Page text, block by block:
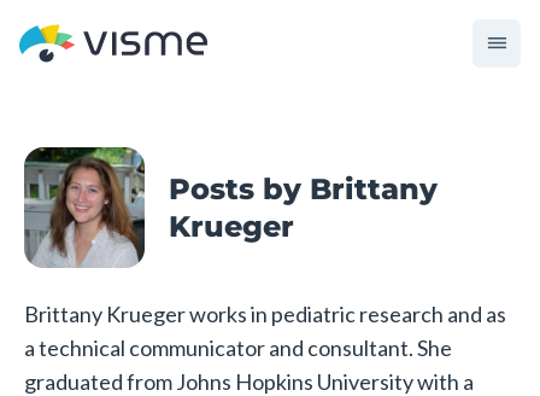
Posts by Brittany
Krueger
Brittany Krueger works in pediatric research and as
a technical communicator and consultant. She
graduated from Johns Hopkins University with a